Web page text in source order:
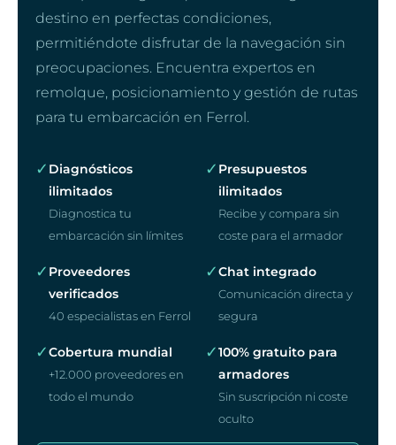
destino en perfectas condiciones,
permitiéndote disfrutar de la navegación sin
preocupaciones. Encuentra expertos en
remolque, posicionamiento y gestión de rutas
para tu embarcación en Ferrol.
✓ Diagnósticos
ilimitados
Diagnostica tu
embarcación sin límites
✓ Presupuestos
ilimitados
Recibe y compara sin
coste para el armador
✓ Proveedores
verificados
40 especialistas en Ferrol
✓Chat integrado
Comunicación directa y
segura
✓Cobertura mundial
+12.000 proveedores en
todo el mundo
✓100% gratuito para
armadores
Sin suscripción ni coste
oculto